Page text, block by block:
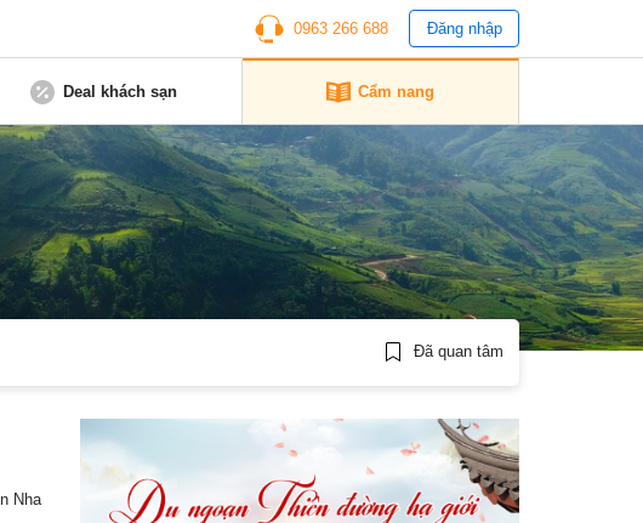
0963 266 688 Đăng nhập
Deal khách sạn Cẩm nang
Đã quan tâm
Nha